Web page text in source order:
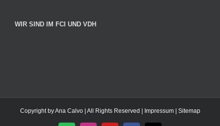
WIR SIND IM FCI UND VDH
Copyright by Ana Calvo | All Rights Reserved | Impressum| Sitemap